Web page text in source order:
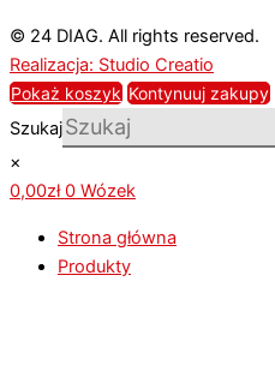
© 24 DIAG. All rights reserved.
Realizacja: Studio Creatio
Pokaż koszyk Kontynuuj zakupy
Szukaj
×
0,00zł 0 Wózek
Strona główna
Produkty